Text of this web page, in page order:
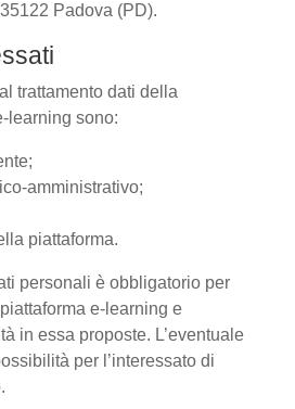
Padova (PD).
trattamento dati della
learning sono:
amministrativo;
piattaforma.
personali è obbligatorio per
e-learning e
in essa proposte. L’eventuale
per l’interessato di